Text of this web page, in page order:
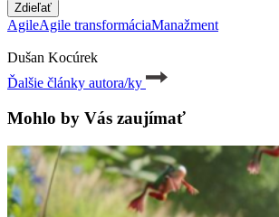
Zdieľať
AgileAgile transformáciaManažment
Dušan Kocúrek
Ďalšie články autora/ky
Mohlo by Vás zaujímať